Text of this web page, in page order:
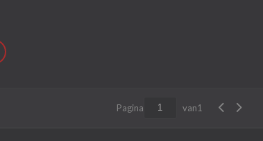
Pagina van1